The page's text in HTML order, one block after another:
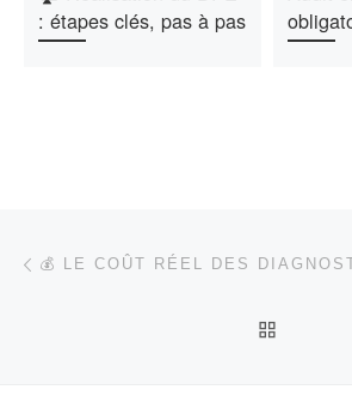
: étapes clés, pas à pas
Post navigation